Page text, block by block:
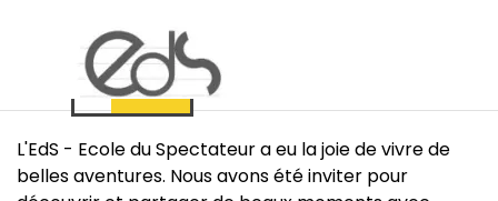
Sauter le menu
L'EdS - Ecole du Spectateur a eu la joie de vivre de
belles aventures. Nous avons été inviter pour